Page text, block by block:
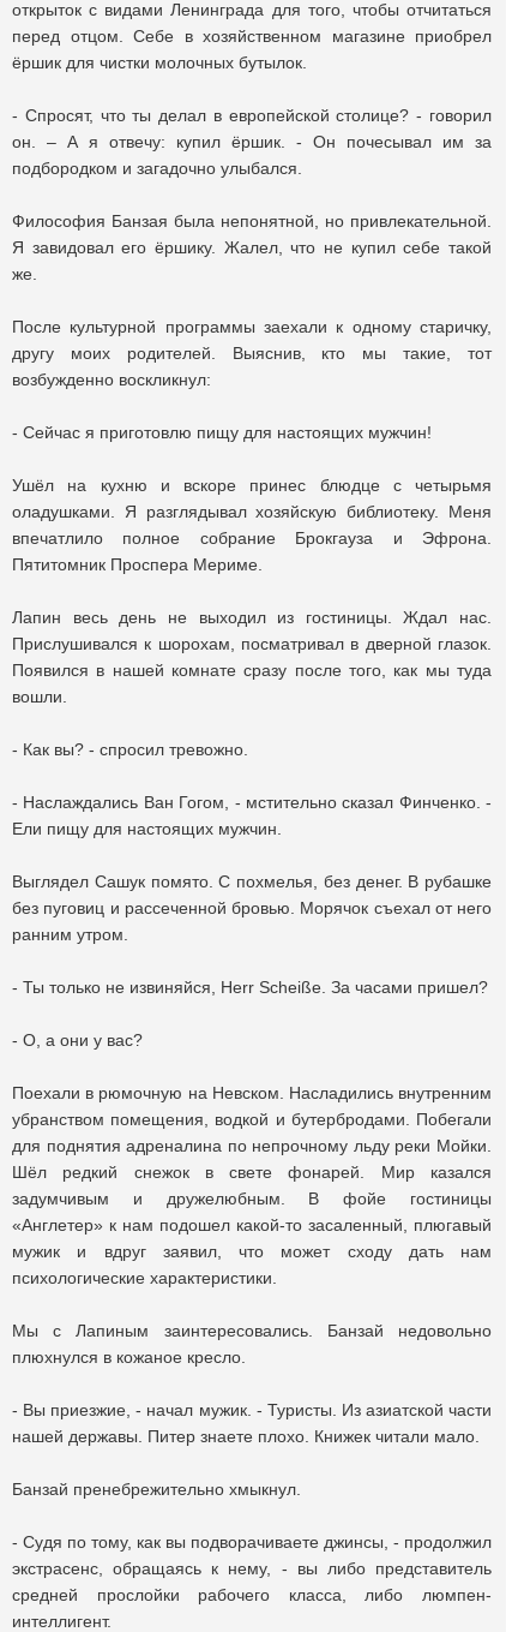
открыток с видами Ленинграда для того, чтобы отчитаться
перед отцом. Себе в хозяйственном магазине приобрел
ёршик для чистки молочных бутылок.
- Спросят, что ты делал в европейской столице? - говорил
он. – А я отвечу: купил ёршик. - Он почесывал им за
подбородком и загадочно улыбался.
Философия Банзая была непонятной, но привлекательной.
Я завидовал его ёршику. Жалел, что не купил себе такой
же.
После культурной программы заехали к одному старичку,
другу моих родителей. Выяснив, кто мы такие, тот
возбужденно воскликнул:
- Сейчас я приготовлю пищу для настоящих мужчин!
Ушёл на кухню и вскоре принес блюдце с четырьмя
оладушками. Я разглядывал хозяйскую библиотеку. Меня
впечатлило полное собрание Брокгауза и Эфрона.
Пятитомник Проспера Мериме.
Лапин весь день не выходил из гостиницы. Ждал нас.
Прислушивался к шорохам, посматривал в дверной глазок.
Появился в нашей комнате сразу после того, как мы туда
вошли.
- Как вы? - спросил тревожно.
- Наслаждались Ван Гогом, - мстительно сказал Финченко. -
Ели пищу для настоящих мужчин.
Выглядел Сашук помято. С похмелья, без денег. В рубашке
без пуговиц и рассеченной бровью. Морячок съехал от него
ранним утром.
- Ты только не извиняйся, Herr Scheiße. За часами пришел?
- О, а они у вас?
Поехали в рюмочную на Невском. Насладились внутренним
убранством помещения, водкой и бутербродами. Побегали
для поднятия адреналина по непрочному льду реки Мойки.
Шёл редкий снежок в свете фонарей. Мир казался
задумчивым и дружелюбным. В фойе гостиницы
«Англетер» к нам подошел какой-то засаленный, плюгавый
мужик и вдруг заявил, что может сходу дать нам
психологические характеристики.
Мы с Лапиным заинтересовались. Банзай недовольно
плюхнулся в кожаное кресло.
- Вы приезжие, - начал мужик. - Туристы. Из азиатской части
нашей державы. Питер знаете плохо. Книжек читали мало.
Банзай пренебрежительно хмыкнул.
- Судя по тому, как вы подворачиваете джинсы, - продолжил
экстрасенс, обращаясь к нему, - вы либо представитель
средней прослойки рабочего класса, либо люмпен-
интеллигент.